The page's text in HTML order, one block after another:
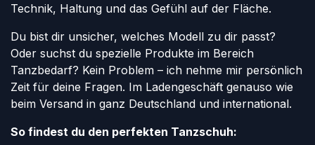
Technik, Haltung und das Gefühl auf der Fläche.
Du bist dir unsicher, welches Modell zu dir passt?
Oder suchst du spezielle Produkte im Bereich
Tanzbedarf? Kein Problem – ich nehme mir persönlich
Zeit für deine Fragen. Im Ladengeschäft genauso wie
beim Versand in ganz Deutschland und international.
So findest du den perfekten Tanzschuh: